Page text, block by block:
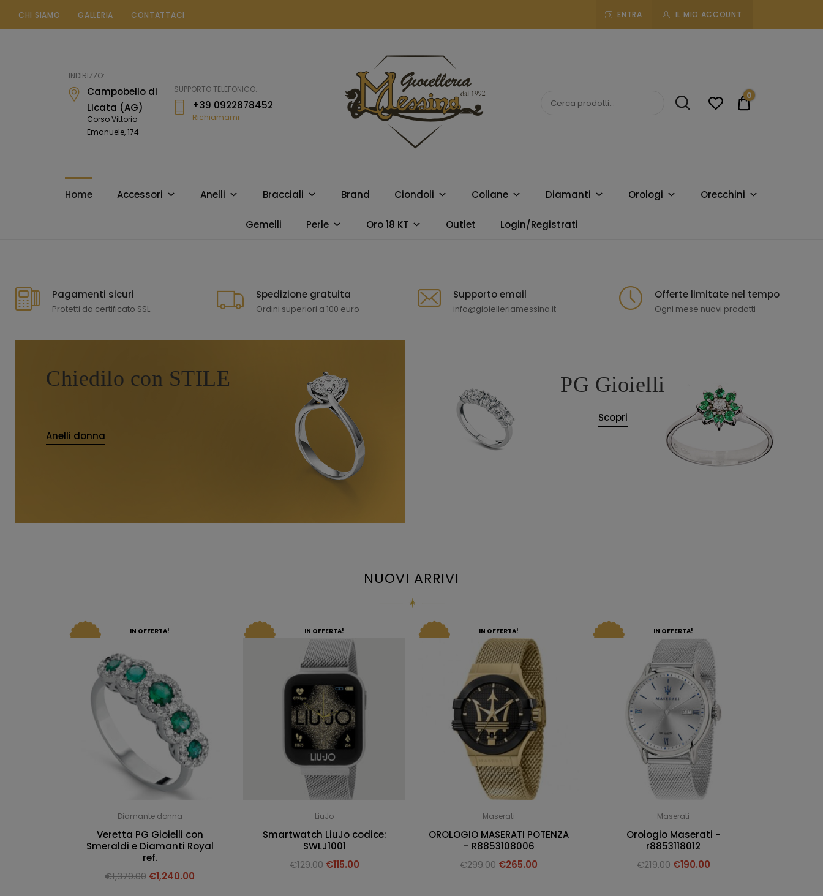
CHI SIAMO GALLERIA CONTATTACI ENTRA IL MIO ACCOUNT
INDIRIZZO:
Campobello di
Licata (AG)
Corso Vittorio
Emanuele, 174
SUPPORTO TELEFONICO:
+39 0922878452
Richiamami
MESSINA
CAMPOBELLO
migliori marchi.
€0.00
0
Home Accessori Anelli Bracciali Brand Ciondoli Collane Diamanti Orologi Orecchini
Gemelli Perle Oro 18 KT Outlet Login/Registrati
Pagamenti sicuri
Protetti da certificato SSL
Spedizione gratuita
Ordini superiori a 100 euro
Supporto email
info@gioielleriamessina.it
Offerte limitate nel tempo
Ogni mese nuovi prodotti
Chiedilo con STILE
Anelli donna
PG Gioielli
Scopri
NUOVI ARRIVI
IN OFFERTA!
Diamante donna
Veretta PG Gioielli con
Smeraldi e Diamanti Royal
ref.
€1,370.00 €1,240.00
IN OFFERTA!
LiuJo
Smartwatch LiuJo codice:
SWLJ1001
€129.00 €115.00
IN OFFERTA!
Maserati
OROLOGIO MASERATI POTENZA
– R8853108006
€299.00 €265.00
IN OFFERTA!
Maserati
Orologio Maserati -
r8853118012
€219.00 €190.00